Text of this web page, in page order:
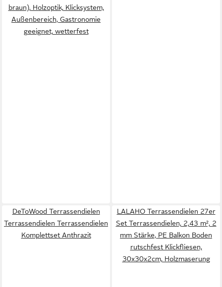
braun), Holzoptik, Klicksystem,
Außenbereich, Gastronomie
geeignet, wetterfest
DeToWood Terrassendielen
Terrassendielen Terrassendielen
Komplettset Anthrazit
LALAHO Terrassendielen 27er
Set Terrassendielen, 2,43 m², 2
mm Stärke, PE Balkon Boden
rutschfest Klickfliesen,
30x30x2cm, Holzmaserung